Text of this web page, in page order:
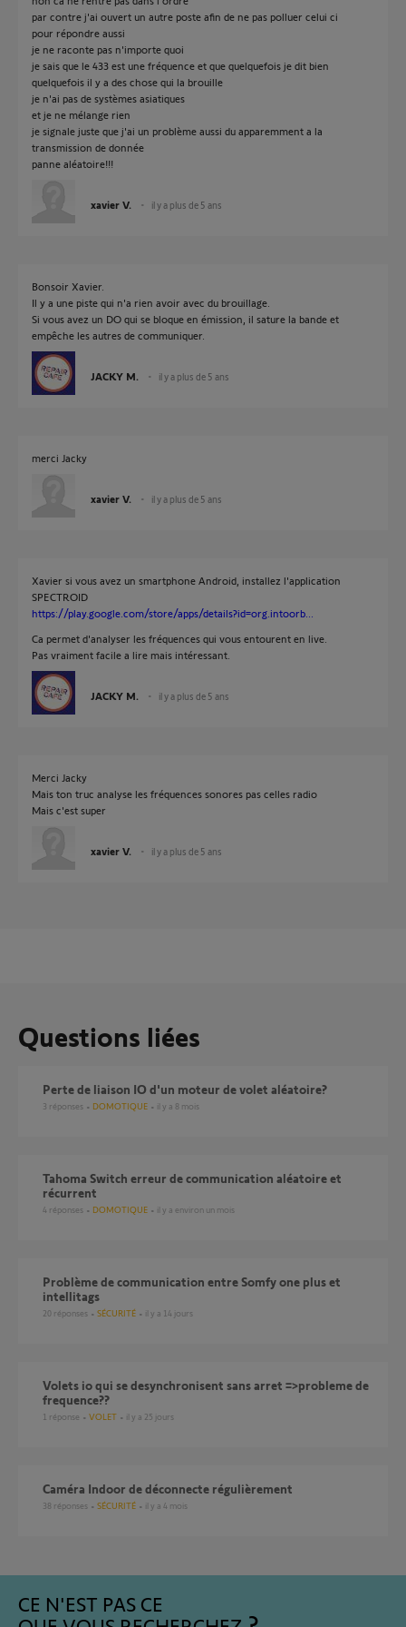
par contre j'ai ouvert un autre poste afin de ne pas polluer celui ci
pour répondre aussi
je ne raconte pas n'importe quoi
je sais que le 433 est une fréquence et que quelquefois je dit bien
quelquefois il y a des chose qui la brouille
je n'ai pas de systèmes asiatiques
et je ne mélange rien
je signale juste que j'ai un problème aussi du apparemment a la
transmission de donnée
panne aléatoire!!!
xavier V. il y a plus de 5 ans
Bonsoir Xavier.
Il y a une piste qui n'a rien avoir avec du brouillage.
Si vous avez un DO qui se bloque en émission, il sature la bande et
empêche les autres de communiquer.
JACKY M. il y a plus de 5 ans
merci Jacky
xavier V. il y a plus de 5 ans
Xavier si vous avez un smartphone Android, installez l'application
SPECTROID
https://play.google.com/store/apps/details?id=org.intoorb...
Ca permet d'analyser les fréquences qui vous entourent en live.
Pas vraiment facile a lire mais intéressant.
JACKY M. il y a plus de 5 ans
Merci Jacky
Mais ton truc analyse les fréquences sonores pas celles radio
Mais c'est super
xavier V. il y a plus de 5 ans
Questions liées
perte de liaison IO d'un moteur de volet aléatoire?
3 réponses DOMOTIQUE il y a 8 mois
Tahoma Switch erreur de communication aléatoire et
récurrent
4 réponses DOMOTIQUE il y a environ un mois
Problème de communication entre Somfy one plus et
intellitags
20 réponses SÉCURITÉ il y a 14 jours
volets io qui se desynchronisent sans arret =>probleme de
frequence??
1 réponse VOLET il y a 25 jours
Caméra Indoor de déconnecte régulièrement
38 réponses SÉCURITÉ il y a 4 mois
CE N'EST PAS CE